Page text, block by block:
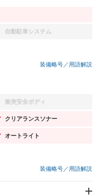
自動駐車システム
：装備なし
装備略号／用語解説
衝突安全ボディ
：装備なし
クリアランスソナー
：装備あり
オートライト
：装備あり
装備略号／用語解説